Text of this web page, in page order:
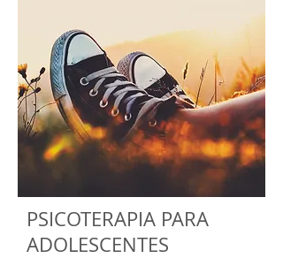
PSICOTERAPIA PARA
ADOLESCENTES